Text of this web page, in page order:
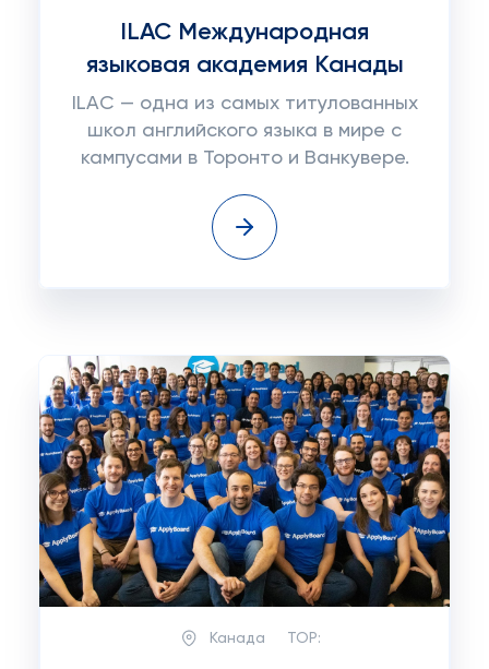
ILAC Международная
языковая академия Канады
ILAC — одна из самых титулованных
школ английского языка в мире с
кампусами в Торонто и Ванкувере.
Канада TOP: